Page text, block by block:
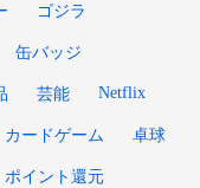
ゴジラ
缶バッジ
芸能 Netflix
カードゲーム 卓球
ポイント還元